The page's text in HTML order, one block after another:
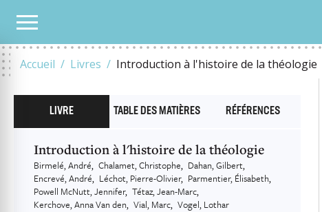
Accueil Livres Introduction à l'histoire de la théologie
NOTRE CATALOGUE
LIVRE TABLE DES MATIÈRES RÉFÉRENCES
Introduction à l'histoire de la théologie
Birmelé, André Chalamet, Christophe Dahan, Gilbert
Encrevé, André Léchot, Pierre-Olivier Parmentier, Élisabeth
Powell McNutt, Jennifer Tétaz, Jean-Marc
Kerchove, Anna Van den Vial, Marc Vogel, Lothar